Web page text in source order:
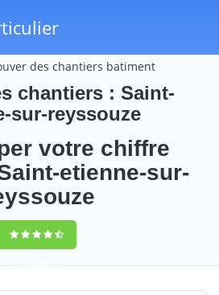
des chantiers batiment
chantiers : Saint-
sur-reyssouze
votre chiffre
etienne-sur-
9,5(100%)81
votes